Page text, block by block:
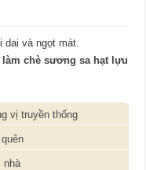
dai và ngọt mát.
làm chè sương sa hạt lựu
vị truyền thống
nhà